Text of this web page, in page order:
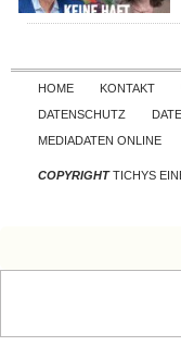
HOME KONTAKT
DATENSCHUTZ
MEDIADATEN ONLINE
COPYRIGHTTICHYS